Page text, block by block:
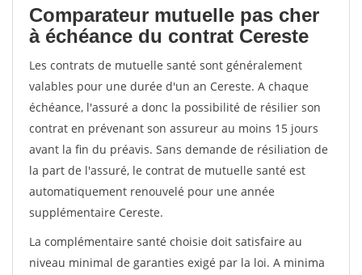
Comparateur mutuelle pas cher
à échéance du contrat Cereste
Les contrats de mutuelle santé sont généralement
valables pour une durée d'un an Cereste. A chaque
échéance, l'assuré a donc la possibilité de résilier son
contrat en prévenant son assureur au moins 15 jours
avant la fin du préavis. Sans demande de résiliation de
la part de l'assuré, le contrat de mutuelle santé est
automatiquement renouvelé pour une année
supplémentaire Cereste.
La complémentaire santé choisie doit satisfaire au
niveau minimal de garanties exigé par la loi. A minima